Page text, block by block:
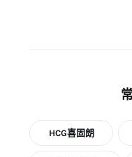
HCG喜固朗